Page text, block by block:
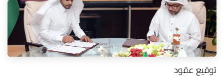
توقيع عقود